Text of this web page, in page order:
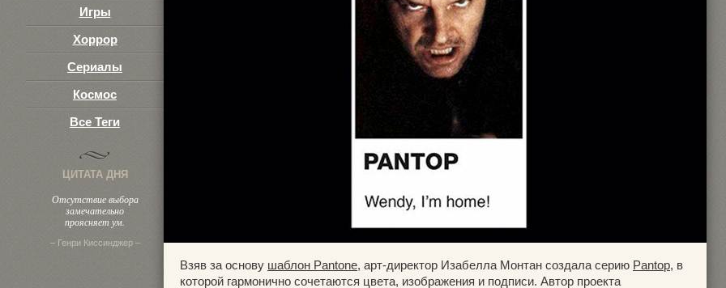
Игры
Хоррор
Сериалы
Космос
Все Теги
ЦИТАТА ДНЯ
Отсутствие выбора
замечательно
проясняет ум.
– Генри Киссинджер –
Взяв за основу шаблон Pantone, арт-директор Изабелла Монтан создала серию Pantop, в
которой гармонично сочетаются цвета, изображения и подписи. Автор проекта